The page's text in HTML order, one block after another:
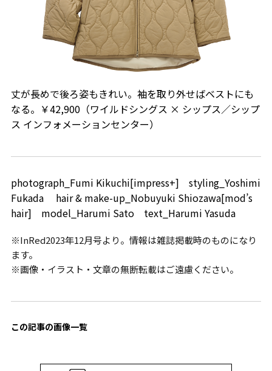
丈が長めで後ろ姿もきれい。袖を取り外せばベストにも
なる。￥42,900（ワイルドシングス × シップス／シップ
ス インフォメーションセンター）
photograph_Fumi Kikuchi[impress+] styling_Yoshimi
Fukada hair & make-up_Nobuyuki Shiozawa[mod’s
hair] model_Harumi Sato text_Harumi Yasuda
※InRed2023年12月号より。情報は雑誌掲載時のものになり
ます。
※画像・イラスト・文章の無断転載はご遠慮ください。
この記事の画像一覧